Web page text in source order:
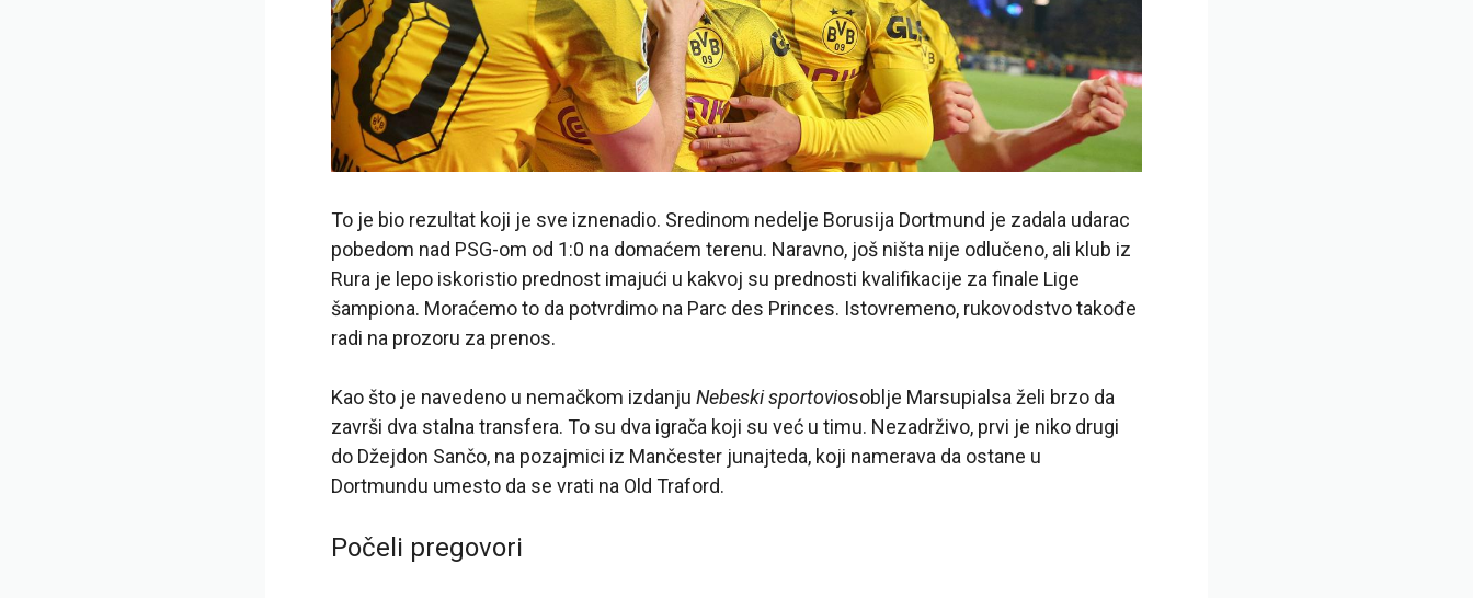
To je bio rezultat koji je sve iznenadio. Sredinom nedelje Borusija Dortmund je zadala udarac
pobedom nad PSG-om od 1:0 na domaćem terenu. Naravno, još ništa nije odlučeno, ali klub iz
Rura je lepo iskoristio prednost imajući u kakvoj su prednosti kvalifikacije za finale Lige
šampiona. Moraćemo to da potvrdimo na Parc des Princes. Istovremeno, rukovodstvo takođe
radi na prozoru za prenos.
Kao što je navedeno u nemačkom izdanju Nebeski sportoviosoblje Marsupialsa želi brzo da
završi dva stalna transfera. To su dva igrača koji su već u timu. Nezadrživo, prvi je niko drugi
do Džejdon Sančo, na pozajmici iz Mančester junajteda, koji namerava da ostane u
Dortmundu umesto da se vrati na Old Traford.
Počeli pregovori